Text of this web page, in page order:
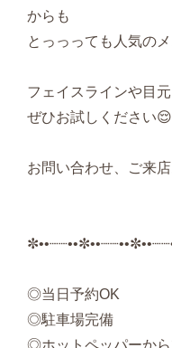
からも
とっっっても人気の
フェイスラインや目
ぜひお試しください
お問い合わせ、ご来
◎当日予約OK
◎駐車場完備